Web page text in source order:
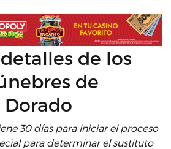
de los
de
30 días para iniciar el proceso
para determinar el sustituto